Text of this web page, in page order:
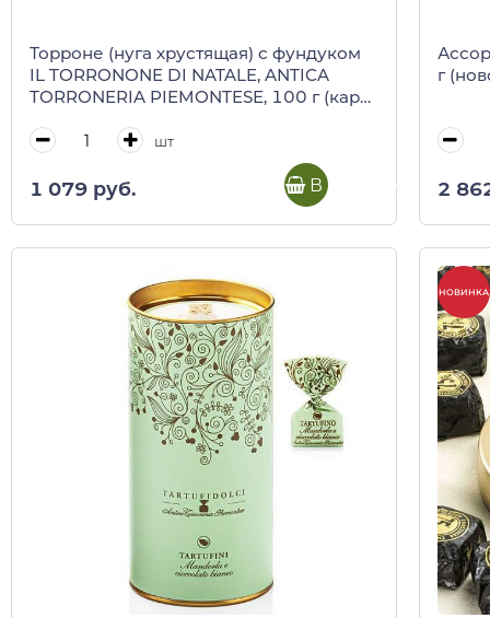
Торроне (нуга хрустящая) с фундуком
IL TORRONONE DI NATALE, ANTICA
TORRONERIA PIEMONTESE, 100 г (карт/
шт
1 079 руб. В корзину
г
2
НОВИНКА